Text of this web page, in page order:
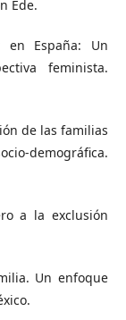
Ede.
en España: Un
feminista.
de las familias
demográfica.
a la exclusión
Un enfoque